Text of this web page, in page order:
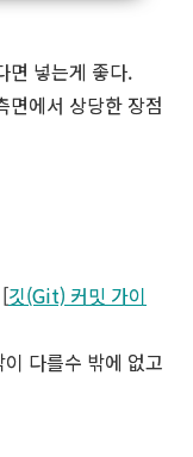
면 넣는게 좋다.
면에서 상당한 장점
깃(Git) 커밋 가이
다를수 밖에 없고